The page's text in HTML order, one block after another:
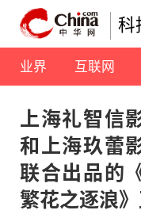
科
业界 互联网
上海礼智信
和上海玖蕾
联合出品的
繁花之逐浪